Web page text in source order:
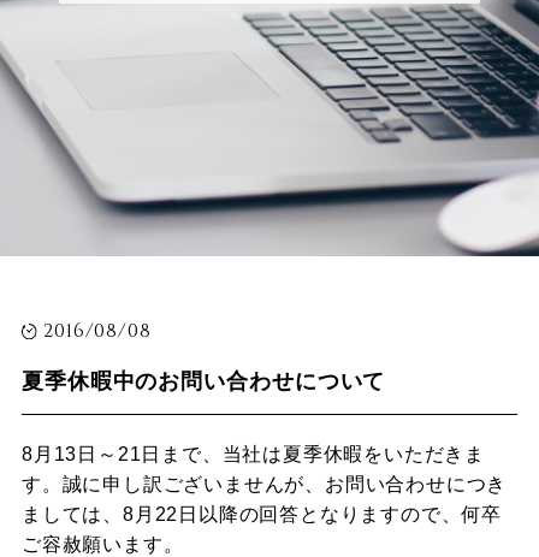
2016/08/08
夏季休暇中のお問い合わせについて
8月13日～21日まで、当社は夏季休暇をいただきま
す。誠に申し訳ございませんが、お問い合わせにつき
ましては、8月22日以降の回答となりますので、何卒
ご容赦願います。